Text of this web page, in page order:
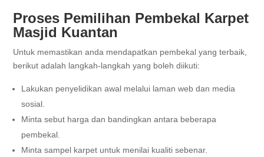
Proses Pemilihan Pembekal Karpet
Masjid Kuantan
Untuk memastikan anda mendapatkan pembekal yang terbaik,
berikut adalah langkah-langkah yang boleh diikuti:
Lakukan penyelidikan awal melalui laman web dan media
sosial.
Minta sebut harga dan bandingkan antara beberapa
pembekal.
Minta sampel karpet untuk menilai kualiti sebenar.